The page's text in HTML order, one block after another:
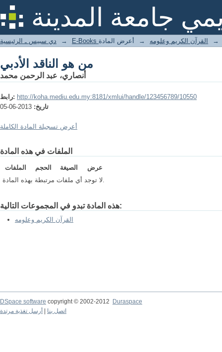
جامعة المدينة
من هو الناقد الأدبي
دي سبيس ـ الرئيسية → → القرآن الكريم وعلومه → أعرض المادة
من هو الناقد الأدبي
أنصاري، عبد الرحمن محمد
رابط: http://koha.mediu.edu.my:8181/xmlui/handle/123456789/10550
تاريخ: 2013-06-05
أعرض تسجيلة المادة الكاملة
الملفات في هذه المادة
الملفات الحجم الصيغة
عرض
لا توجد أي ملفات مرتبطة بهذه المادة.
هذه المادة تبدو في المجموعات التالية:
القرآن الكريم وعلومه
DSpace software copyright © 2002-2012
Duraspace
اتصل بنا
أرسل تغذية مرتدة